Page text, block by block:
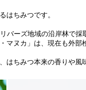
はちみつです。
バーズ地域の沿岸林で採
マヌカ」は、現在も外
ちみつ本来の香りや風